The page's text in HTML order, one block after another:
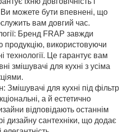
Ви можете бути впевнені, що
вам довгий час.
Бренд FRAP завжди
продукцію, використовуючи
технології. Це гарантує вам
змішувачі для кухні з усіма
Змішувачі для кухні під фільтр
а й естетично
відповідають останнім
дизайну сантехніки, що додає